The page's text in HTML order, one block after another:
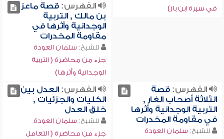
في سيرة ابن باز)
الفهرس:قصة ماعز
بن مالك , التربية
الوجدانية وأثرها في
مقاومة المخدرات
للشيخ: سلمان العودة
جزء من محاضرة ( التربية
الوجدانية وأثرها)
الفهرس:قصة
الثلاثة أصحاب الغار ,
التربية الوجدانية وأثرها
في مقاومة المخدرات
للشيخ: سلمان العودة
الفهرس:العدل بين
الكليات والجزئيات ,
خلق العدل
للشيخ: سلمان العودة
جزء من محاضرة ( التعامل